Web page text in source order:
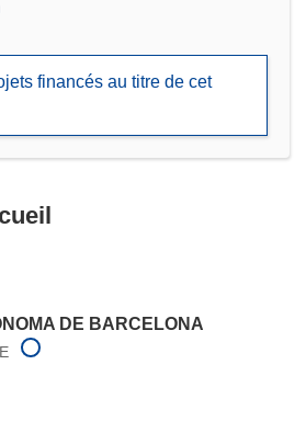
financés au titre de cet
DE BARCELONA